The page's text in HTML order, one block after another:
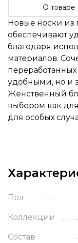
О товаре
Новые носки из
обеспечивают
благодаря
материалов.
удобными, но и
Женственный
выбором как
для особых
Пол
Коллекции
Состав